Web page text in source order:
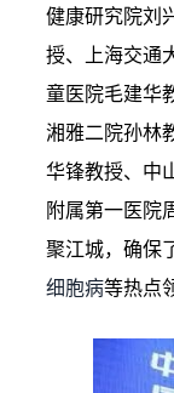
健康研究院刘
授、上海交通
童医院毛建华
湘雅二院孙林
华锋教授、中
附属第一医院
聚江城，确保
细胞病等热点